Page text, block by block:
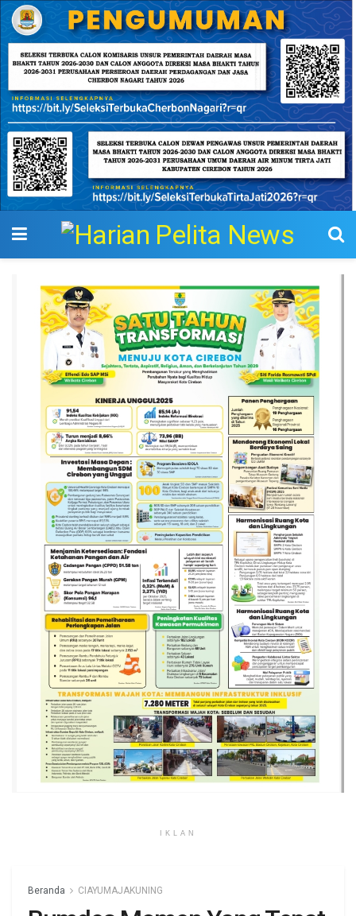
IKLAN
Beranda CIAYUMAJAKUNING